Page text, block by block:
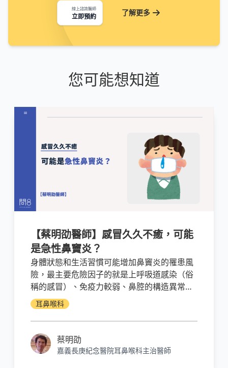
線上諮詢醫師
立即預約 了解更多
您可能想知道
【蔡明劭醫師】感冒久久不癒，可能
是急性鼻竇炎？
身體狀態和生活習慣可能增加鼻竇炎的罹患風
險，最主要危險因子的就是上呼吸道感染（俗
稱的感冒）、免疫力較弱、鼻腔的構造異常，
包括鼻中膈彎曲和鼻息肉、鼻過敏、以及患有
糖尿病，都是容易罹患感冒並導致鼻竇炎的族
群。
耳鼻喉科
蔡明劭
嘉義長庚紀念醫院耳鼻喉科主治醫師